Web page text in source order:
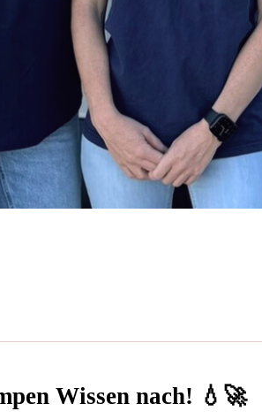
Wissen nach! 💧🚀